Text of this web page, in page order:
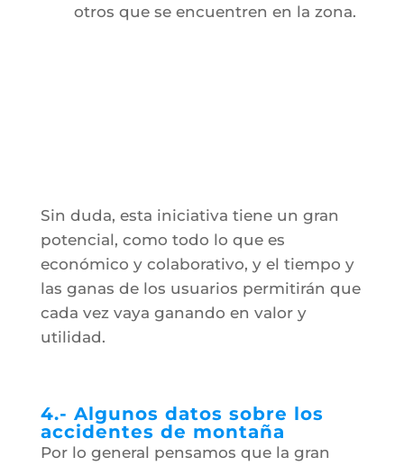
otros que se encuentren en la zona.
Sin duda, esta iniciativa tiene un gran
potencial, como todo lo que es
económico y colaborativo, y el tiempo y
las ganas de los usuarios permitirán que
cada vez vaya ganando en valor y
utilidad.
4.- Algunos datos sobre los
accidentes de montaña
Por lo general pensamos que la gran